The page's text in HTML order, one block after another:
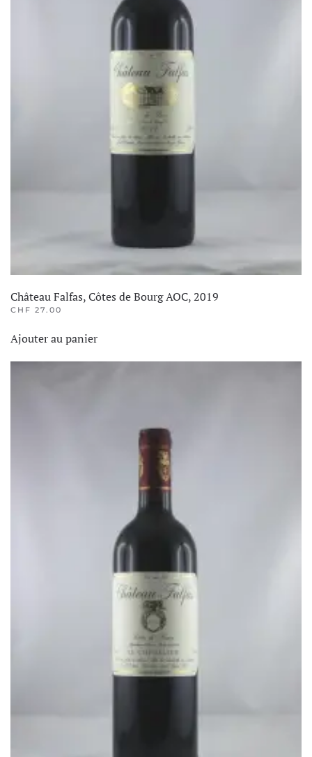
Château Falfas, Côtes de Bourg AOC, 2019
CHF 27.00
Ajouter au panier